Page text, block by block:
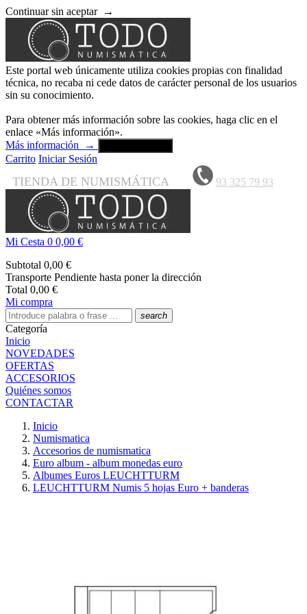
Continuar sin aceptar →
Este portal web únicamente utiliza cookies propias con finalidad
técnica, no recaba ni cede datos de carácter personal de los usuarios
sin su conocimiento.
Para obtener más información sobre las cookies, haga clic en el
enlace «Más información».
Más información
→
Carrito Iniciar Sesión
TIENDA DE NUMISMÁTICA 93 325 79 93
Mi Cesta 0 0,00 €
Subtotal 0,00 €
Transporte Pendiente hasta poner la dirección
Total 0,00 €
Mi compra
search
Categoría
Inicio
NOVEDADES
OFERTAS
ACCESORIOS
Quiénes somos
CONTACTAR
Inicio
Numismatica
Accesorios de numismatica
Euro album - album monedas euro
Albumes Euros LEUCHTTURM
LEUCHTTURM Numis 5 hojas Euro + banderas